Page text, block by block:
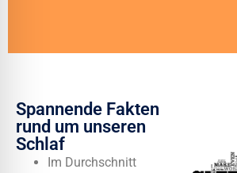
Spannende Fakten
rund um unseren
Schlaf
Im Durchschnitt